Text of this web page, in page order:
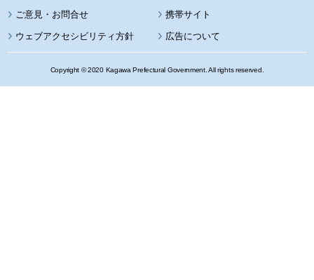
携帯サイト
ウェブアクセシビリティ方針 広告について
Copyright © 2020 Kagawa Prefectural Government. All rights reserved.